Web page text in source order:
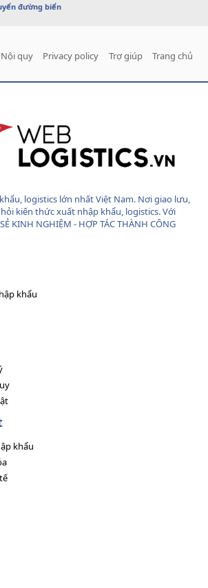
đường biển
quy Privacy policy Trợ giúp Trang chủ
logistics lớn nhất Việt Nam. Nơi giao lưu,
kiến thức xuất nhập khẩu, logistics. Với
KINH NGHIỆM - HỢP TÁC THÀNH CÔNG
khẩu
khẩu